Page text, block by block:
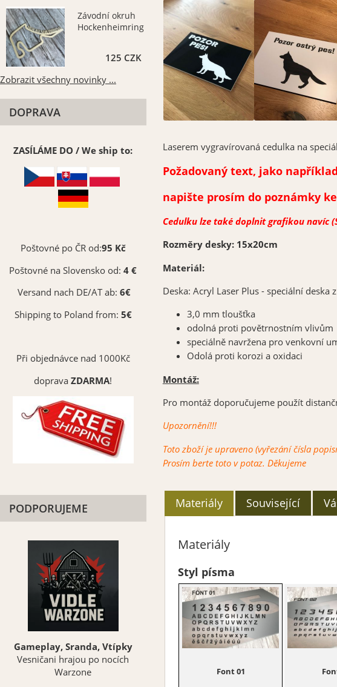
Laserem vygravírovaná cedulka na
Požadovaný text, jako
napište prosím do poznámky
Cedulku lze také doplnit grafikou navíc
Rozměry desky: 15x20cm
Materiál:
Deska: Acryl Laser Plus - speciální
3,0 mm tloušťka
odolná proti povětrnostním vlivům
speciálně navržena pro venkovní
Odolá proti korozi a oxidaci
Montáž:
Pro montáž doporučujeme použít
Upozornění!!!
Toto zboží je upraveno (vyřezání čísla
Prosím berte toto v potaz. Děkujeme
Materiály Související
Materiály
Styl písma
Font 01
Závodní okruh
Hockenheimring
125 CZK
Zobrazit všechny novinky ...
DOPRAVA
ZASÍLÁME DO / We ship to:
Poštovné po ČR od:95 Kč
Poštovné na Slovensko od:4 €
Versand nach DE/AT ab:6€
Shipping to Poland from: 5€
Při objednávce nad 1000Kč
dopravaZDARMA!
PODPORUJEME
Gameplay, Sranda, Vtípky
Vesničani hrajou po nocích
Warzone